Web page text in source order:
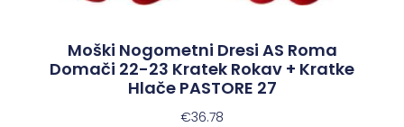
Moški Nogometni Dresi AS Roma
Domači 22-23 Kratek Rokav + Kratke
Hlače PASTORE 27
€36.78